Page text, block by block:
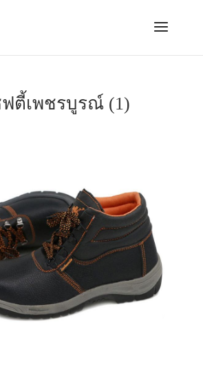
ฟตี้เพชรบูรณ์ (1)